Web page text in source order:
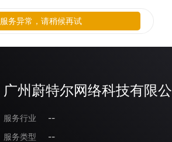
广州蔚特尔网络科技有限
服务行业
--
服务类型
--
服务异常，请稍候再试